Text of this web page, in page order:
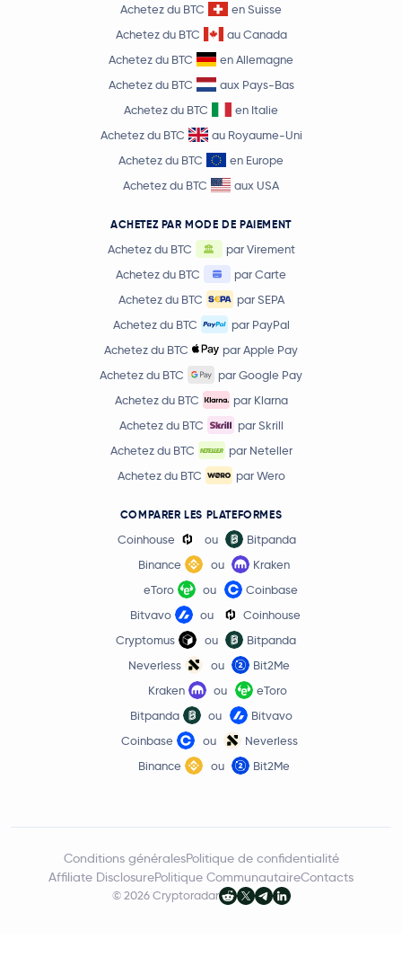
Achetez du BTC
en Suisse
Achetez du BTC
au Canada
Achetez du BTC
en Allemagne
Achetez du BTC
aux Pays-Bas
Achetez du BTC
en Italie
Achetez du BTC
au Royaume-Uni
Achetez du BTC
en Europe
Achetez du BTC
aux USA
ACHETEZ PAR MODE DE PAIEMENT
Achetez du BTC
par Virement
Achetez du BTC
par Carte
Achetez du BTC
par SEPA
Achetez du BTC
par PayPal
Achetez du BTC
par Apple Pay
Achetez du BTC
par Google Pay
Achetez du BTC
par Klarna
Achetez du BTC
par Skrill
Achetez du BTC
par Neteller
Achetez du BTC
par Wero
COMPARER LES PLATEFORMES
Coinhouse ou
Bitpanda
Binance
ou
Kraken
eToro
ou
Coinbase
Bitvavo
ou
Coinhouse
Cryptomus
ou
Bitpanda
Neverless
ou
Bit2Me
Kraken
ou
eToro
Bitpanda
ou
Bitvavo
Coinbase
ou
Neverless
Binance
ou Bit2Me
© 2026 Cryptoradar
Conditions généralesPolitique de confidentialité
Affiliate DisclosurePolitique CommunautaireContacts